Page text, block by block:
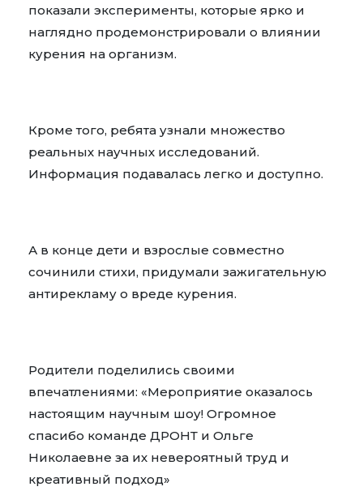
показали эксперименты, которые ярко и
наглядно продемонстрировали о влиянии
курения на организм.
Кроме того, ребята узнали множество
реальных научных исследований.
Информация подавалась легко и доступно.
А в конце дети и взрослые совместно
сочинили стихи, придумали зажигательную
антирекламу о вреде курения.
Родители поделились своими
впечатлениями: «Мероприятие оказалось
настоящим научным шоу! Огромное
спасибо команде ДРОНТ и Ольге
Николаевне за их невероятный труд и
креативный подход»